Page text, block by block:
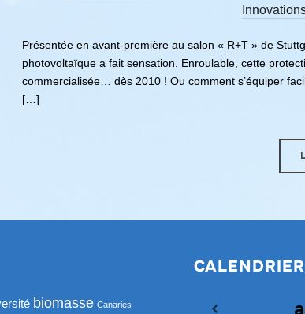
Présentée en avant-première au salon « R+T » de
photovoltaïque a fait sensation. Enroulable, cette
commercialisée… dès 2010 ! Ou comment s’équiper
[…]
biomasse Canaries
CALENDRIER